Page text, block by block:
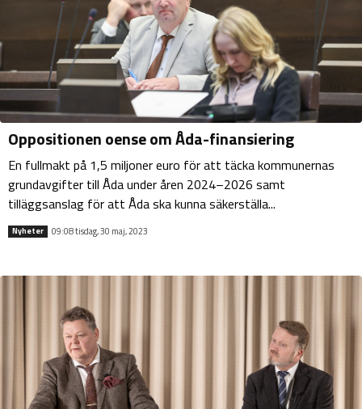
Oppositionen oense om Åda-finansiering
En fullmakt på 1,5 miljoner euro för att täcka kommunernas
grundavgifter till Åda under åren 2024–2026 samt
tilläggsanslag för att Åda ska kunna säkerställa...
Nyheter 09:08 tisdag, 30 maj, 2023